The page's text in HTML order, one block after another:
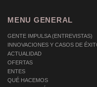
MENU GENERAL
GENTE IMPULSA (ENTREVISTAS)
INNOVACIONES Y CASOS DE
ACTUALIDAD
OFERTAS
ENTES
QUÉ HACEMOS